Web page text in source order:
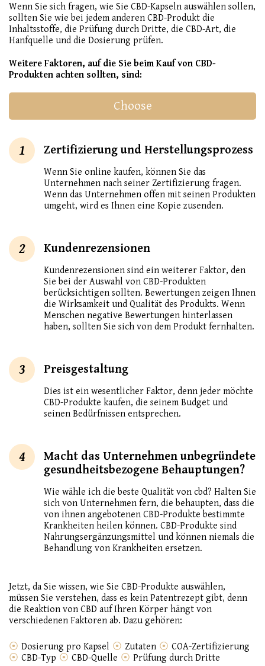
Wenn Sie sich fragen, wie Sie CBD-Kapseln auswählen sollen,
sollten Sie wie bei jedem anderen CBD-Produkt die
Inhaltsstoffe, die Prüfung durch Dritte, die CBD-Art, die
Hanfquelle und die Dosierung prüfen.
Weitere Faktoren, auf die Sie beim Kauf von CBD-
Produkten achten sollten, sind:
Choose
1 Zertifizierung und Herstellungsprozess
Wenn Sie online kaufen, können Sie das
Unternehmen nach seiner Zertifizierung fragen.
Wenn das Unternehmen offen mit seinen Produkten
umgeht, wird es Ihnen eine Kopie zusenden.
2 Kundenrezensionen
Kundenrezensionen sind ein weiterer Faktor, den
Sie bei der Auswahl von CBD-Produkten
berücksichtigen sollten. Bewertungen zeigen Ihnen
die Wirksamkeit und Qualität des Produkts. Wenn
Menschen negative Bewertungen hinterlassen
haben, sollten Sie sich von dem Produkt fernhalten.
3 Preisgestaltung
Dies ist ein wesentlicher Faktor, denn jeder möchte
CBD-Produkte kaufen, die seinem Budget und
seinen Bedürfnissen entsprechen.
4
Macht das Unternehmen unbegründete
gesundheitsbezogene Behauptungen?
Wie wähle ich die beste Qualität von cbd? Halten Sie
sich von Unternehmen fern, die behaupten, dass die
von ihnen angebotenen CBD-Produkte bestimmte
Krankheiten heilen können. CBD-Produkte sind
Nahrungsergänzungsmittel und können niemals die
Behandlung von Krankheiten ersetzen.
Jetzt, da Sie wissen, wie Sie CBD-Produkte auswählen,
müssen Sie verstehen, dass es kein Patentrezept gibt, denn
die Reaktion von CBD auf Ihren Körper hängt von
verschiedenen Faktoren ab. Dazu gehören:
Dosierung pro Kapsel Zutaten
COA-Zertifizierung
CBD-Typ
CBD-Quelle Prüfung durch Dritte